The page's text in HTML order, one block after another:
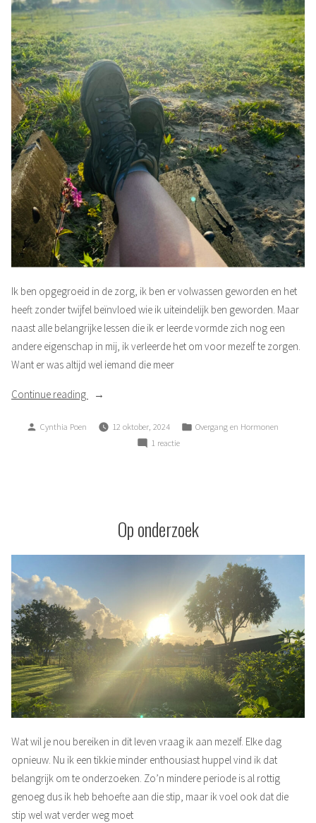
Ik ben opgegroeid in de zorg, ik ben er volwassen geworden en het
heeft zonder twijfel beïnvloed wie ik uiteindelijk ben geworden. Maar
naast alle belangrijke lessen die ik er leerde vormde zich nog een
andere eigenschap in mij, ik verleerde het om voor mezelf te zorgen.
Want er was altijd wel iemand die meer
Continue reading “Egoïst”
Posted
Cynthia Poen 12 oktober, 2024
Posted
Overgang en Hormonen
1 reactieop
Op onderzoek
Wat wil je nou bereiken in dit leven vraag ik aan mezelf. Elke dag
opnieuw. Nu ik een tikkie minder enthousiast huppel vind ik dat
belangrijk om te onderzoeken. Zo’n mindere periode is al rottig
genoeg dus ik heb behoefte aan die stip, maar ik voel ook dat die
stip wel wat verder weg moet